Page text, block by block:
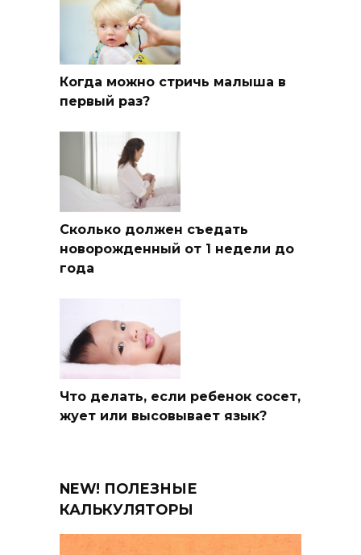
Когда можно стричь малыша в
первый раз?
Сколько должен съедать
новорожденный от 1 недели до
года
Что делать, если ребенок сосет,
жует или высовывает язык?
NEW! ПОЛЕЗНЫЕ
КАЛЬКУЛЯТОРЫ